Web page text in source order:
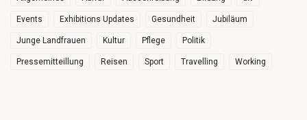
Events Exhibitions Updates Gesundheit Jubiläum
Junge Landfrauen Kultur Pflege Politik
Pressemitteillung Reisen Sport Travelling Working